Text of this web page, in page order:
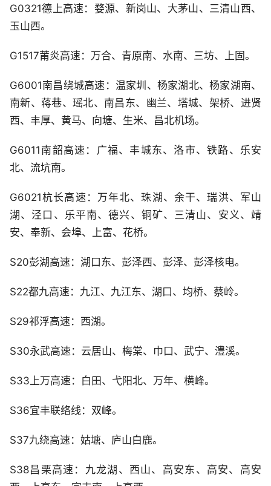
G0321德上高速：婺源、新岗山、大茅山、三清山西、
玉山西。
G1517莆炎高速：万合、青原南、水南、三坊、上固。
G6001南昌绕城高速：温家圳、杨家湖北、杨家湖南、
南新、蒋巷、瑶北、南昌东、幽兰、塔城、架桥、进贤
西、丰厚、黄马、向塘、生米、昌北机场。
G6011南韶高速：广福、丰城东、洛市、铁路、乐安
北、流坑南。
G6021杭长高速：万年北、珠湖、余干、瑞洪、军山
湖、泾口、乐平南、德兴、铜矿、三清山、安义、靖
安、奉新、会埠、上富、花桥。
S20彭湖高速：湖口东、彭泽西、彭泽、彭泽核电。
S22都九高速：九江、九江东、湖口、均桥、蔡岭。
S29祁浮高速：西湖。
S30永武高速：云居山、梅棠、巾口、武宁、澧溪。
S33上万高速：白田、弋阳北、万年、横峰。
S36宜丰联络线：双峰。
S37九绕高速：姑塘、庐山白鹿。
S38昌栗高速：九龙湖、西山、高安东、高安、高安